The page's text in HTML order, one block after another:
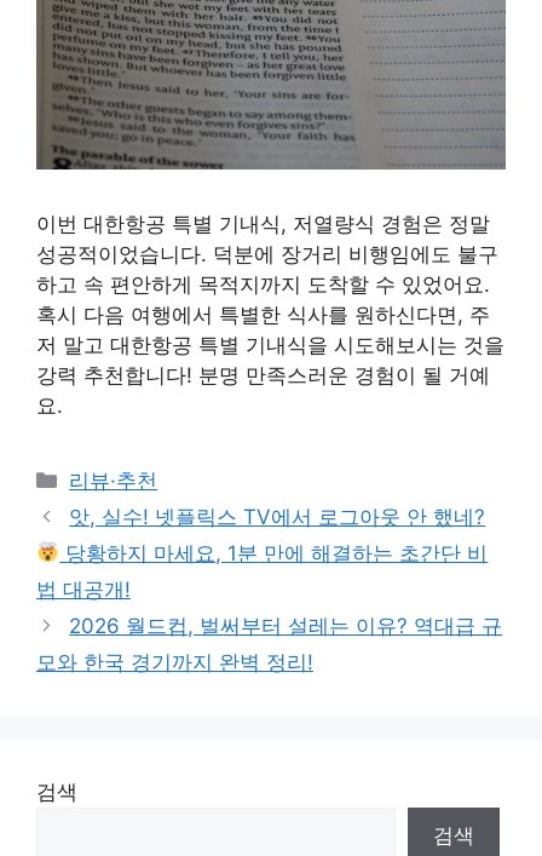
이번 대한항공 특별 기내식, 저열량식 경험은 정말
성공적이었습니다. 덕분에 장거리 비행임에도 불구
하고 속 편안하게 목적지까지 도착할 수 있었어요.
혹시 다음 여행에서 특별한 식사를 원하신다면, 주
저 말고 대한항공 특별 기내식을 시도해보시는 것을
강력 추천합니다! 분명 만족스러운 경험이 될 거예
요.
Categories
리뷰·추천
앗, 실수! 넷플릭스 TV에서 로그아웃 안 했네?
당황하지 마세요, 1분 만에 해결하는 초간단 비
법 대공개!
2026 월드컵, 벌써부터 설레는 이유? 역대급 규
모와 한국 경기까지 완벽 정리!
검색
검색